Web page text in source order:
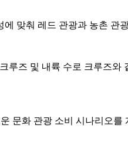
맞춰 레드 관광과 농촌 관
즈 및 내륙 수로 크루즈와
문화 관광 소비 시나리오를